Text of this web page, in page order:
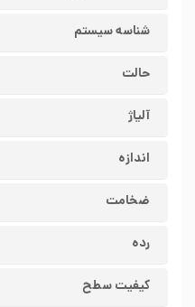
شناسه سیستم
حالت
آلیاژ
اندازه
ضخامت
رده
کیفیت سطح